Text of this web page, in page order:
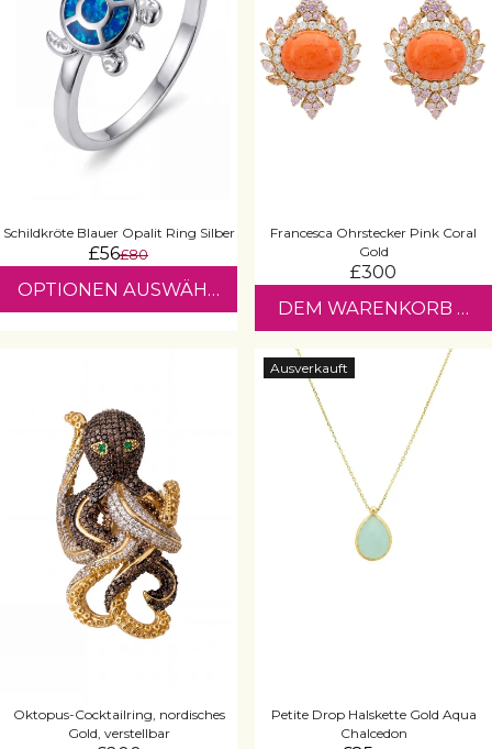
Schildkröte Blauer Opalit Ring Silber
£56£80
OPTIONEN AUSWÄHLEN
Francesca Ohrstecker Pink Coral
Gold
£300
DEM WARENKORB
Oktopus-Cocktailring, nordisches
Gold, verstellbar
Ausverkauft
Petite Drop Halskette Gold Aqua
Chalcedon